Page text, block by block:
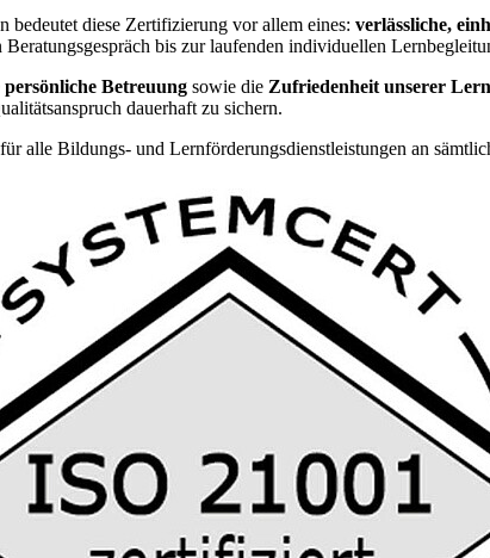
bedeutet diese Zertifizierung vor allem eines: verlässliche,
Beratungsgespräch bis zur laufenden individuellen
persönliche Betreuung sowie die Zufriedenheit unserer
dauerhaft zu sichern.
alle Bildungs- und Lernförderungsdienstleistungen an